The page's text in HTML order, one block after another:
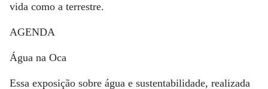
vida como a terrestre.
AGENDA
Água na Oca
Essa exposição sobre água e sustentabilidade, realizada